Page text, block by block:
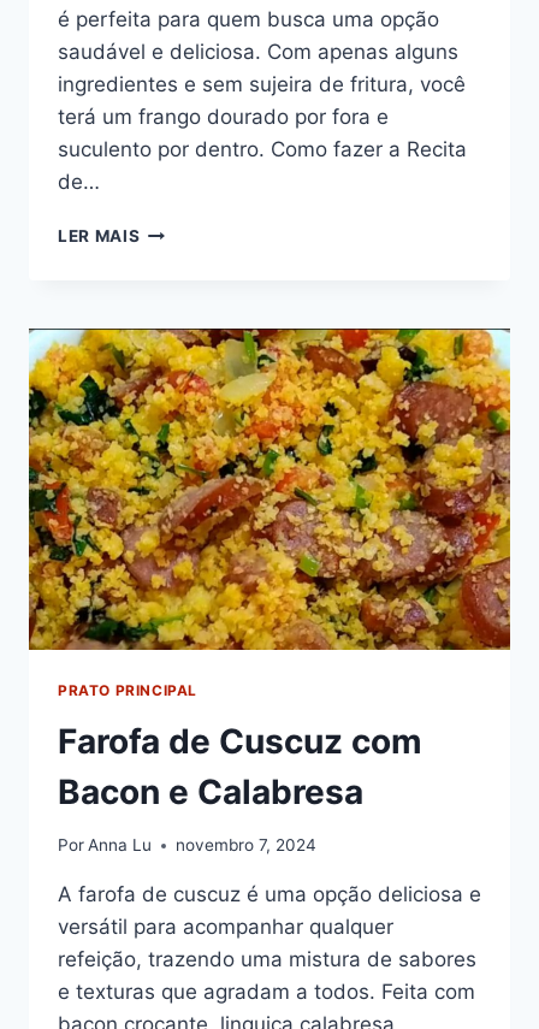
é perfeita para quem busca uma opção
saudável e deliciosa. Com apenas alguns
ingredientes e sem sujeira de fritura, você
terá um frango dourado por fora e
suculento por dentro. Como fazer a Recita
de…
LER MAIS FRANGO
RECEITA
CROCANTE
E
SABOROSA
PRATO PRINCIPAL
Farofa de Cuscuz com
Bacon e Calabresa
PorAnna Lu novembro 7, 2024
A farofa de cuscuz é uma opção deliciosa e
versátil para acompanhar qualquer
refeição, trazendo uma mistura de sabores
e texturas que agradam a todos. Feita com